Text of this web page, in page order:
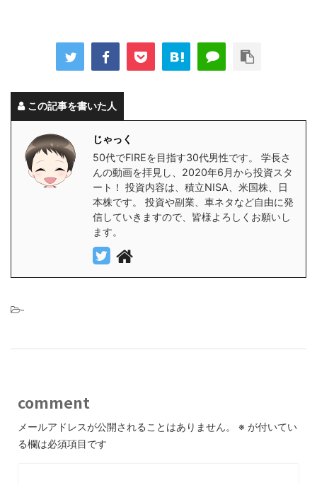
この記事を書いた人
じゃっく
50代でFIREを目指す30代男性です。 学長さ
んの動画を拝見し、2020年6月から投資スタ
ート！ 投資内容は、積立NISA、米国株、日
本株です。 投資や副業、車ネタなど自由に発
信していきますので、皆様よろしくお願いし
ます。
-
comment
メールアドレスが公開されることはありません。 ※ が付いてい
る欄は必須項目です